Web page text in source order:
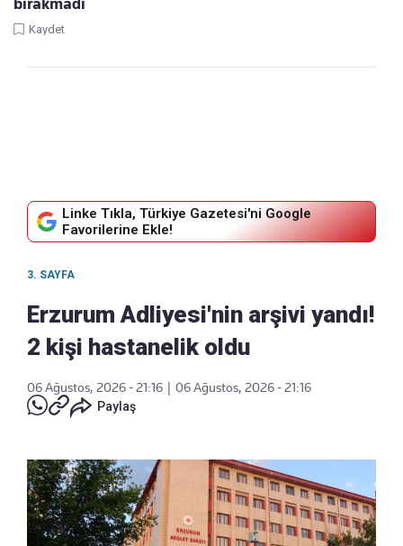
bırakmadı
Kaydet
Linke Tıkla, Türkiye Gazetesi'ni Google
Favorilerine Ekle!
3. SAYFA
Erzurum Adliyesi'nin arşivi yandı!
2 kişi hastanelik oldu
06 Ağustos, 2026 - 21:16
06 Ağustos, 2026 - 21:16
Paylaş